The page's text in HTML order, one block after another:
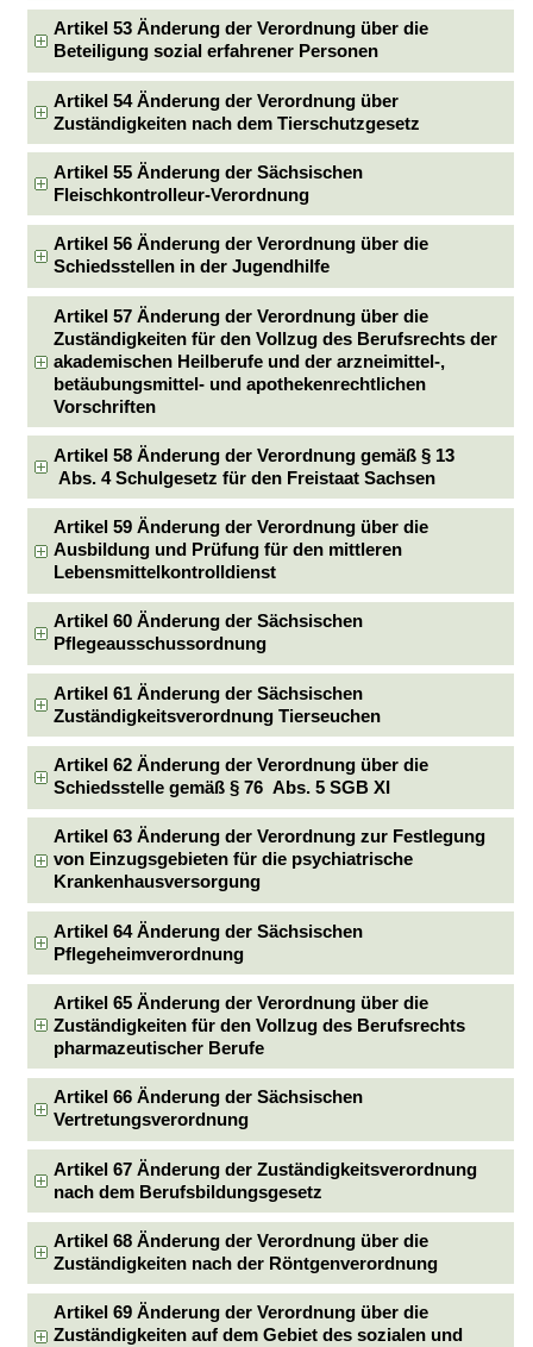
Artikel 53 Änderung der Verordnung über die
Beteiligung sozial erfahrener Personen
Artikel 54 Änderung der Verordnung über
Zuständigkeiten nach dem Tierschutzgesetz
Artikel 55 Änderung der Sächsischen
Fleischkontrolleur-Verordnung
Artikel 56 Änderung der Verordnung über die
Schiedsstellen in der Jugendhilfe
Artikel 57 Änderung der Verordnung über die
Zuständigkeiten für den Vollzug des Berufsrechts der
akademischen Heilberufe und der arzneimittel-,
betäubungsmittel- und apothekenrechtlichen
Vorschriften
Artikel 58 Änderung der Verordnung gemäß § 13
Abs. 4 Schulgesetz für den Freistaat Sachsen
Artikel 59 Änderung der Verordnung über die
Ausbildung und Prüfung für den mittleren
Lebensmittelkontrolldienst
Artikel 60 Änderung der Sächsischen
Pflegeausschussordnung
Artikel 61 Änderung der Sächsischen
Zuständigkeitsverordnung Tierseuchen
Artikel 62 Änderung der Verordnung über die
Schiedsstelle gemäß § 76 Abs. 5 SGB XI
Artikel 63 Änderung der Verordnung zur Festlegung
von Einzugsgebieten für die psychiatrische
Krankenhausversorgung
Artikel 64 Änderung der Sächsischen
Pflegeheimverordnung
Artikel 65 Änderung der Verordnung über die
Zuständigkeiten für den Vollzug des Berufsrechts
pharmazeutischer Berufe
Artikel 66 Änderung der Sächsischen
Vertretungsverordnung
Artikel 67 Änderung der Zuständigkeitsverordnung
nach dem Berufsbildungsgesetz
Artikel 68 Änderung der Verordnung über die
Zuständigkeiten nach der Röntgenverordnung
Artikel 69 Änderung der Verordnung über die
Zuständigkeiten auf dem Gebiet des sozialen und